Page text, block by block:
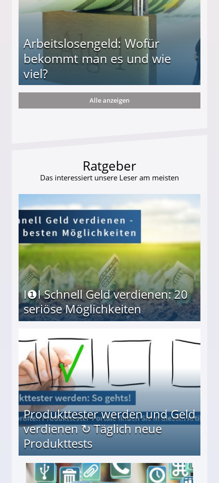
Arbeitslosengeld: Wofür
bekommt man es und wie
viel?
und wie viel?
Alle anzeigen
Ratgeber
Das interessiert unsere Leser am meisten
I❶I Schnell Geld verdienen: 20
seriöse Möglichkeiten
Produkttester werden und Geld
verdienen ↻ Täglich neue
Produkttests
↻ Täglich neue Produkttests